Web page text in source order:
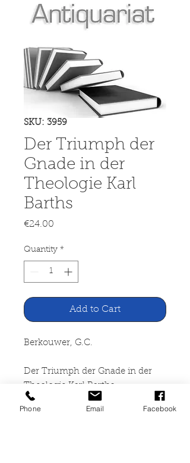
SKU: 3959
Der Triumph der
Gnade in der
Theologie Karl
Barths
€24.00
Quantity *
Add to Cart
Berkouwer, G.C.
Der Triumph der Gnade in der
Theologie Karl Barths
Verlag der Buchhandlung des
Phone Email Facebook